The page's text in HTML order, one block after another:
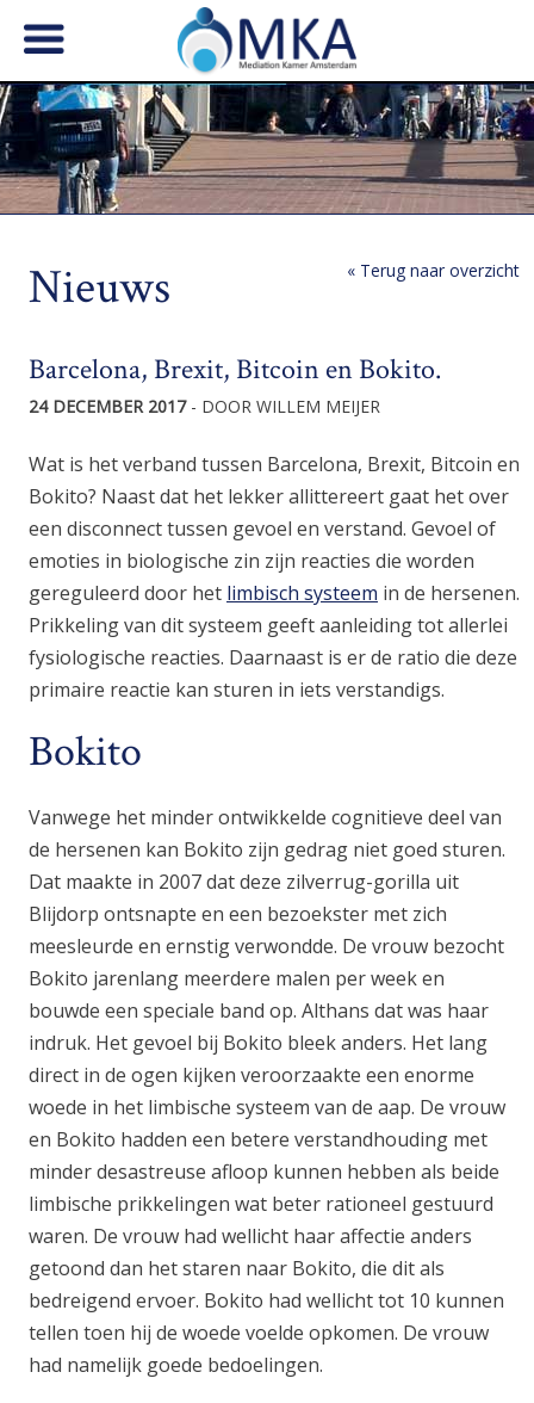
Nieuws « Terug naar overzicht
Barcelona, Brexit, Bitcoin en Bokito.
24 DECEMBER 2017- DOOR WILLEM MEIJER
Wat is het verband tussen Barcelona, Brexit, Bitcoin en
Bokito? Naast dat het lekker allittereert gaat het over
een disconnect tussen gevoel en verstand. Gevoel of
emoties in biologische zin zijn reacties die worden
gereguleerd door het limbisch systeem in de hersenen.
Prikkeling van dit systeem geeft aanleiding tot allerlei
fysiologische reacties. Daarnaast is er de ratio die deze
primaire reactie kan sturen in iets verstandigs.
Bokito
Vanwege het minder ontwikkelde cognitieve deel van
de hersenen kan Bokito zijn gedrag niet goed sturen.
Dat maakte in 2007 dat deze zilverrug-gorilla uit
Blijdorp ontsnapte en een bezoekster met zich
meesleurde en ernstig verwondde. De vrouw bezocht
Bokito jarenlang meerdere malen per week en
bouwde een speciale band op. Althans dat was haar
indruk. Het gevoel bij Bokito bleek anders. Het lang
direct in de ogen kijken veroorzaakte een enorme
woede in het limbische systeem van de aap. De vrouw
en Bokito hadden een betere verstandhouding met
minder desastreuse afloop kunnen hebben als beide
limbische prikkelingen wat beter rationeel gestuurd
waren. De vrouw had wellicht haar affectie anders
getoond dan het staren naar Bokito, die dit als
bedreigend ervoer. Bokito had wellicht tot 10 kunnen
tellen toen hij de woede voelde opkomen. De vrouw
had namelijk goede bedoelingen.